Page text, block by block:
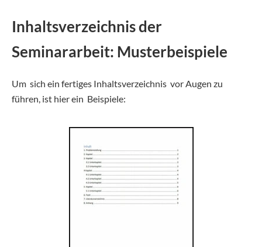
Inhaltsverzeichnis der
Seminararbeit: Musterbeispiele
Um sich ein fertiges Inhaltsverzeichnis vor Augen zu
führen, ist hier ein Beispiele: